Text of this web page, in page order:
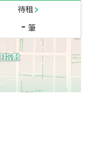
待租
- 筆